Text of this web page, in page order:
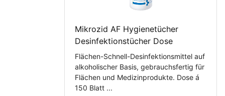
Mikrozid AF Hygienetücher
Desinfektionstücher Dose
Flächen-Schnell-Desinfektionsmittel auf
alkoholischer Basis, gebrauchsfertig für
Flächen und Medizinprodukte. Dose á
150 Blatt ...